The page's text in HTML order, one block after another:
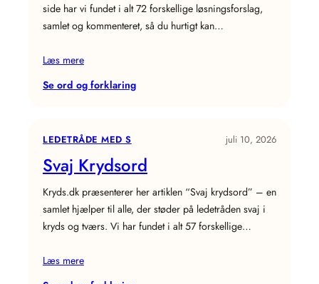
side har vi fundet i alt 72 forskellige løsningsforslag,
samlet og kommenteret, så du hurtigt kan…
Læs mere
Se ord og forklaring:
LEDETRÅDE MED S juli 10, 2026
Svaj Krydsord
Kryds.dk præsenterer her artiklen “Svaj krydsord” – en
samlet hjælper til alle, der støder på ledetråden svaj i
kryds og tværs. Vi har fundet i alt 57 forskellige…
Læs mere